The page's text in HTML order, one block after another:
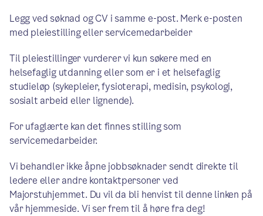
Legg ved søknad og CV i samme e-post. Merk e-posten
med pleiestilling eller servicemedarbeider
Til pleiestillinger vurderer vi kun søkere med en
helsefaglig utdanning eller som er i et helsefaglig
studieløp (sykepleier, fysioterapi, medisin, psykologi,
sosialt arbeid eller lignende).
For ufaglærte kan det finnes stilling som
servicemedarbeider.
Vi behandler ikke åpne jobbsøknader sendt direkte til
ledere eller andre kontaktpersoner ved
Majorstuhjemmet. Du vil da bli henvist til denne linken på
vår hjemmeside. Vi ser frem til å høre fra deg!